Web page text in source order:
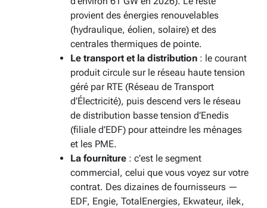
provient des énergies renouvelables
(hydraulique, éolien, solaire) et des
centrales thermiques de pointe.
Le transport et la distribution : le courant
produit circule sur le réseau haute tension
géré par RTE (Réseau de Transport
d’Électricité), puis descend vers le réseau
de distribution basse tension d’Enedis
(filiale d’EDF) pour atteindre les ménages
et les PME.
La fourniture : c’est le segment
commercial, celui que vous voyez sur votre
contrat. Des dizaines de fournisseurs —
EDF, Engie, TotalEnergies, Ekwateur, ilek,